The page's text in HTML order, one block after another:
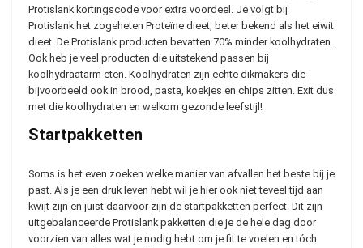
Protislank kortingscode voor extra voordeel. Je volgt bij
Protislank het zogeheten Proteïne dieet, beter bekend als het eiwit
dieet. De Protislank producten bevatten 70% minder koolhydraten.
Ook heb je veel producten die uitstekend passen bij
koolhydraatarm eten. Koolhydraten zijn echte dikmakers die
bijvoorbeeld ook in brood, pasta, koekjes en chips zitten. Exit dus
met die koolhydraten en welkom gezonde leefstijl!
Startpakketten
Soms is het even zoeken welke manier van afvallen het beste bij je
past. Als je een druk leven hebt wil je hier ook niet teveel tijd aan
kwijt zijn en juist daarvoor zijn de startpakketten perfect. Dit zijn
uitgebalanceerde Protislank pakketten die je de hele dag door
voorzien van alles wat je nodig hebt om je fit te voelen en tóch